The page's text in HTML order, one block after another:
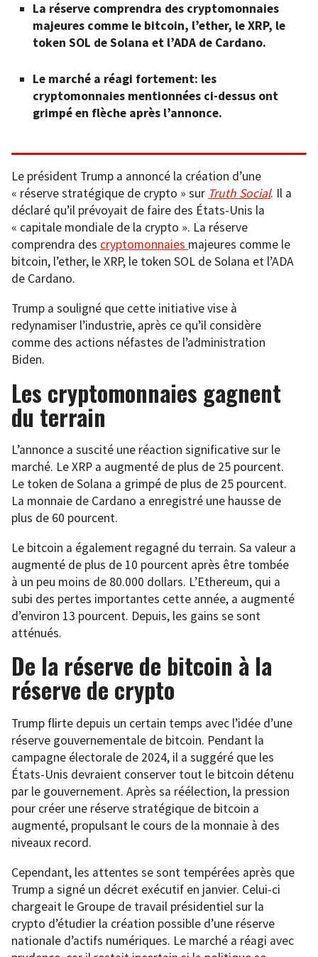
La réserve comprendra des cryptomonnaies
majeures comme le bitcoin, l’ether, le XRP, le
token SOL de Solana et l’ADA de Cardano.
Le marché a réagi fortement: les
cryptomonnaies mentionnées ci-dessus ont
grimpé en flèche après l’annonce.
Le président Trump a annoncé la création d’une
« réserve stratégique de crypto » sur Truth Social. Il a
déclaré qu’il prévoyait de faire des États-Unis la
« capitale mondiale de la crypto ». La réserve
comprendra des cryptomonnaies majeures comme le
bitcoin, l’ether, le XRP, le token SOL de Solana et l’ADA
de Cardano.
Trump a souligné que cette initiative vise à
redynamiser l’industrie, après ce qu’il considère
comme des actions néfastes de l’administration
Biden.
Les cryptomonnaies gagnent
du terrain
L’annonce a suscité une réaction significative sur le
marché. Le XRP a augmenté de plus de 25 pourcent.
Le token de Solana a grimpé de plus de 25 pourcent.
La monnaie de Cardano a enregistré une hausse de
plus de 60 pourcent.
Le bitcoin a également regagné du terrain. Sa valeur a
augmenté de plus de 10 pourcent après être tombée
à un peu moins de 80.000 dollars. L’Ethereum, qui a
subi des pertes importantes cette année, a augmenté
d’environ 13 pourcent. Depuis, les gains se sont
atténués.
De la réserve de bitcoin à la
réserve de crypto
Trump flirte depuis un certain temps avec l’idée d’une
réserve gouvernementale de bitcoin. Pendant la
campagne électorale de 2024, il a suggéré que les
États-Unis devraient conserver tout le bitcoin détenu
par le gouvernement. Après sa réélection, la pression
pour créer une réserve stratégique de bitcoin a
augmenté, propulsant le cours de la monnaie à des
niveaux record.
Cependant, les attentes se sont tempérées après que
Trump a signé un décret exécutif en janvier. Celui-ci
chargeait le Groupe de travail présidentiel sur la
crypto d’étudier la création possible d’une réserve
nationale d’actifs numériques. Le marché a réagi avec